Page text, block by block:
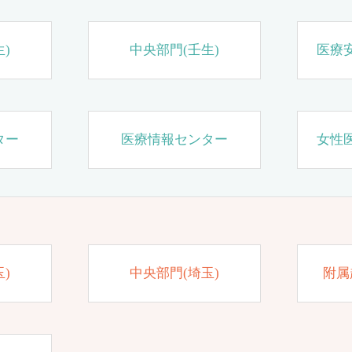
) 中央部門(壬生) 医療
ー 医療情報センター 女性
) 中央部門(埼玉) 附